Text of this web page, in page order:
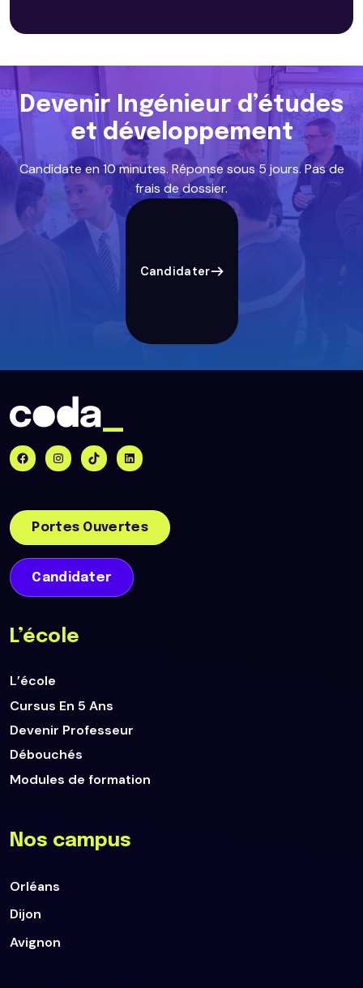
Devenir Ingénieur d’études
et développement
Candidate en 10 minutes. Réponse sous 5 jours. Pas de
frais de dossier.
Candidater
Portes Ouvertes
Candidater
L’école
L’école
Cursus En 5 Ans
Devenir Professeur
Débouchés
Modules de formation
Nos campus
Orléans
Dijon
Avignon